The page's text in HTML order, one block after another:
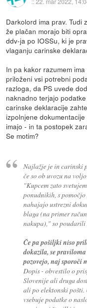
Darkolord ima prav. Tudi
že plačan morajo biti
ddv-ja po IOSSu, ki je
vlaganju carinske
In pa kakor razumem
priloženi vsi potrebni
razloga, da PS uvede
naknadno terjajo
carinske deklaracije
izpolnjene
imajo - in ta postopek
Se motim?
Najlažje je in carinski
če so ob uvozu na
"Kupcem zato
ponudnikih, s
nahajajo ustrezni
blaga (na primer
nakupa)," so
Če pa pošiljki niso
dokazila, se
pozovejo, naj sporoči
Dopis - obvestilo o
Slovenije ali druga
ali po elektonski
vsebuje podatke o